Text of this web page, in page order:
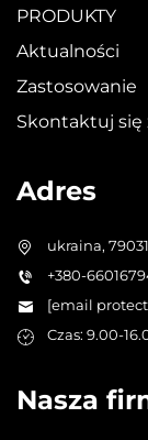
PRODUKTY
Aktualności
Zastosowanie
Skontaktuj się
Adres
ukraina,
+380-
[email
Czas: 9.00-
Nasza